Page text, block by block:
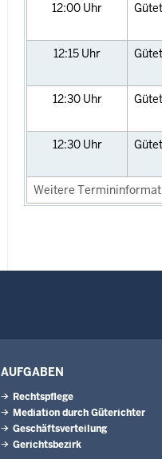
12:00 Uhr
12:15 Uhr
12:30 Uhr
12:30 Uhr
Weitere
AUFGABEN
Rechtspflege
Mediation durch Güterichter
Geschäftsverteilung
Gerichtsbezirk